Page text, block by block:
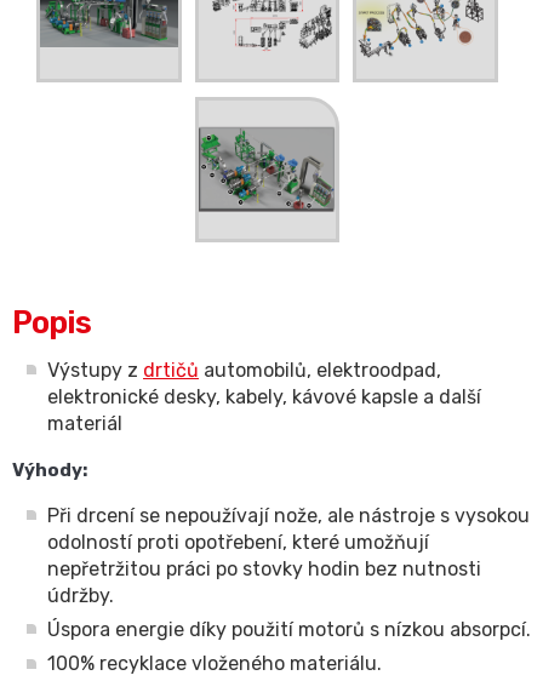
Popis
Výstupy z drtičů automobilů, elektroodpad,
elektronické desky, kabely, kávové kapsle a další
materiál
Výhody:
Při drcení se nepoužívají nože, ale nástroje s vysokou
odolností proti opotřebení, které umožňují
nepřetržitou práci po stovky hodin bez nutnosti
údržby.
Úspora energie díky použití motorů s nízkou absorpcí.
100% recyklace vloženého materiálu.